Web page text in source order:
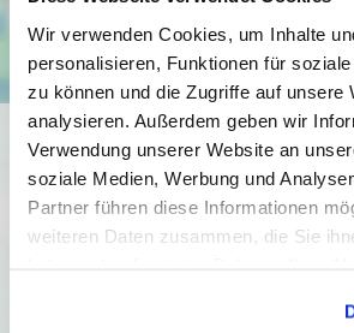
Wir verwenden Cookies, um Inhalte
personalisieren, Funktionen für
zu können und die Zugriffe auf unsere
analysieren. Außerdem geben wir
Verwendung unserer Website an
soziale Medien, Werbung und
Partner führen diese Informationen
weiteren Daten zusammen, die Sie
Cookies, wenn Sie unsere Webseite
Ich bin damit einverstanden, dass mir
angezeigt werden. Es
Datenschutzbedingungen
(https://